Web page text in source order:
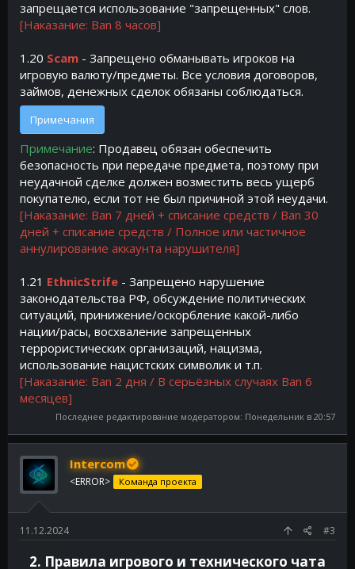
запрещается использование "запрещенных" слов.
[Наказание: Ban 8 часов]
1.20 Scam - Запрещено обманывать игроков на
игровую валюту/предметы. Все условия договоров,
займов, денежных сделок обязаны соблюдаться.
Примечания
Примечание: Продавец обязан обеспечить
безопасность при передаче предмета, поэтому при
неудачной сделке должен возместить весь ущерб
покупателю, если тот не был причиной этой неудачи.
[Наказание: Ban 7 дней + списание средств / Ban 30
дней + списание средств / Полное или частичное
аннулирование аккаунта нарушителя]
1.21 EthnicStrife - Запрещено нарушение
законодательства РФ, обсуждение политических
ситуаций, принижение/оскорбление какой-либо
нации/расы, восхваление запрещенных
террористических организаций, нацизма,
использование нацистских символик и т.п.
[Наказание: Ban 2 дня / В серьёзных случаях Ban 6
месяцев]
Последнее редактирование модератором: Понедельник в 20:57
Intercom
<ERROR> Команда проекта
11.12.2024 #3
2. Правила игрового и технического чата​